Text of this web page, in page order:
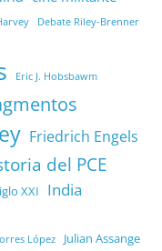
Debate Riley-Brenner
Eric J. Hobsbawm
Friedrich Engels
del PCE
XXI India
López Julian Assange